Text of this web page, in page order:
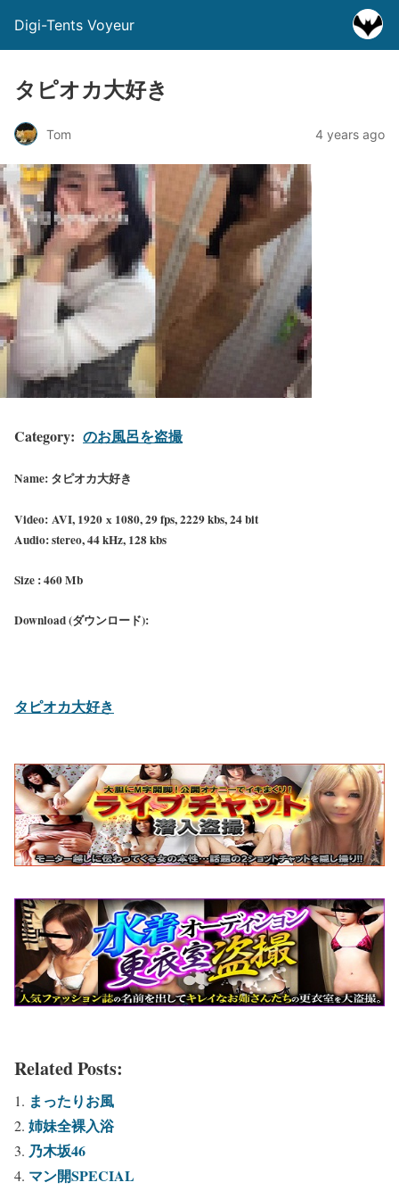
Digi-Tents Voyeur
タピオカ大好き
Tom 4 years ago
Category: のお風呂を盗撮
Name: タピオカ大好き
Video: AVI, 1920 х 1080, 29 fps, 2229 kbs, 24 bit
Audio: stereo, 44 kHz, 128 kbs
Size : 460 Mb
Download (ダウンロード):
タピオカ大好き
Related Posts:
まったりお風
姉妹全裸入浴
乃木坂46
マン開SPECIAL